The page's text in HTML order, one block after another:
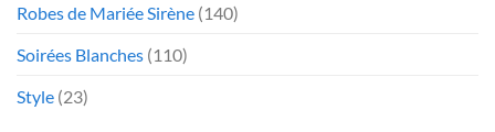
Robes de Mariée Sirène (140)
Soirées Blanches (110)
Style (23)